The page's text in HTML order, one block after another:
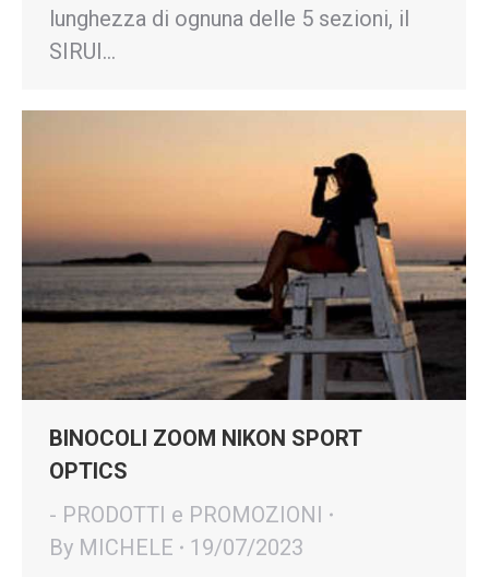
lunghezza di ognuna delle 5 sezioni, il
SIRUI…
BINOCOLI ZOOM NIKON SPORT
OPTICS
- PRODOTTI e PROMOZIONI
By MICHELE
19/07/2023